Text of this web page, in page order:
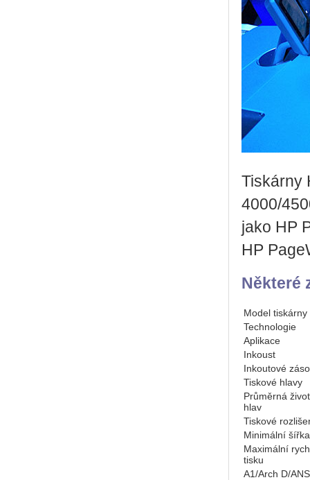
Tiskárny
4000/
jako HP
HP
Některé
Model tiskárny
Technologie
Aplikace
Inkoust
Inkoutové
Tiskové hlavy
Průměrná
hlav
Tiskové
Minimální
Maximální
tisku
A1/Arch D/